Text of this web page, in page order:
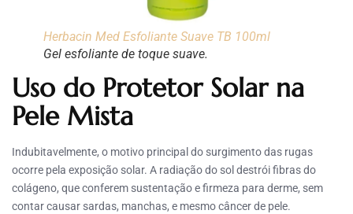
Herbacin Med Esfoliante Suave TB 100ml
Gel esfoliante de toque suave.
Uso do Protetor Solar na
Pele Mista
Indubitavelmente, o motivo principal do surgimento das rugas
ocorre pela exposição solar. A radiação do sol destrói fibras do
colágeno, que conferem sustentação e firmeza para derme, sem
contar causar sardas, manchas, e mesmo câncer de pele.